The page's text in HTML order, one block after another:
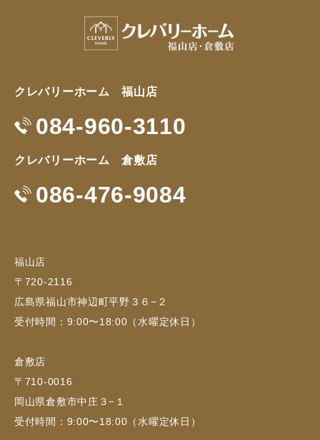
クレバリーホーム 福山店
084-960-3110
クレバリーホーム 倉敷店
086-476-9084
福山店
〒720-2116
広島県福山市神辺町平野３６−２
受付時間：9:00〜18:00（水曜定休日）
倉敷店
〒710-0016
岡山県倉敷市中庄３−１
受付時間：9:00〜18:00（水曜定休日）